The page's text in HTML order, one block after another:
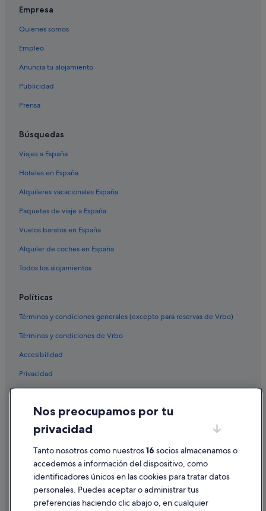
Pensiones en Baños y Mendigo
Playa Senator hoteles en Hacienda del Álamo
Hoteles cerca de Región de Murcia Intl.
Apartoteles en Hacienda del Álamo
Apartamentos en Baños y Mendigo
Casas rurales en Baños y Mendigo
Empresa
Quiénes somos
Empleo
Anuncia tu alojamiento
Publicidad
Prensa
Búsquedas
Viajes a España
Hoteles en España
Alquileres vacacionales España
Paquetes de viaje a España
Vuelos baratos en España
Alquiler de coches en España
Todos los alojamientos
Políticas
Términos y condiciones generales (excepto para reservas de Vrbo)
Términos y condiciones de Vrbo
Accesibilidad
Privacidad
Condiciones de uso
Información legal/contacto
Pautas sobre el contenido y cómo denunciar contenido
Ayuda
Nos preocupamos por tu
privacidad
Tanto nosotros como nuestros16 socios almacenamos o
accedemos a información del dispositivo, como
identificadores únicos en las cookies para tratar datos
personales. Puedes aceptar o administrar tus
preferencias haciendo clic abajo o, en cualquier